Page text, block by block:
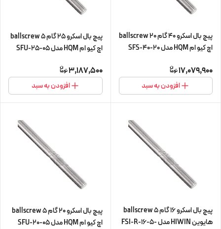
پیچ بال اسکرو 40 گام 20 ballscrew
اچ کیو ام HQM مدل SFS-40-20
سی) (اورجینال وارداتی)
17,079,900
افزودن به سبد
پیچ بال اسکرو 25 گام 5 ballscrew
اچ کیو ام HQM مدل SFU-25-05
سی) (اورجینال وارداتی)
3,187,500
افزودن به سبد
پیچ بال اسکرو 16 گام 5 ballscrew
هایوین HIWIN مدل FSI-R-16-5-
پیچ بال اسکرو 20 گام 5 ballscrew
اچ کیو ام HQM مدل SFU-20-05